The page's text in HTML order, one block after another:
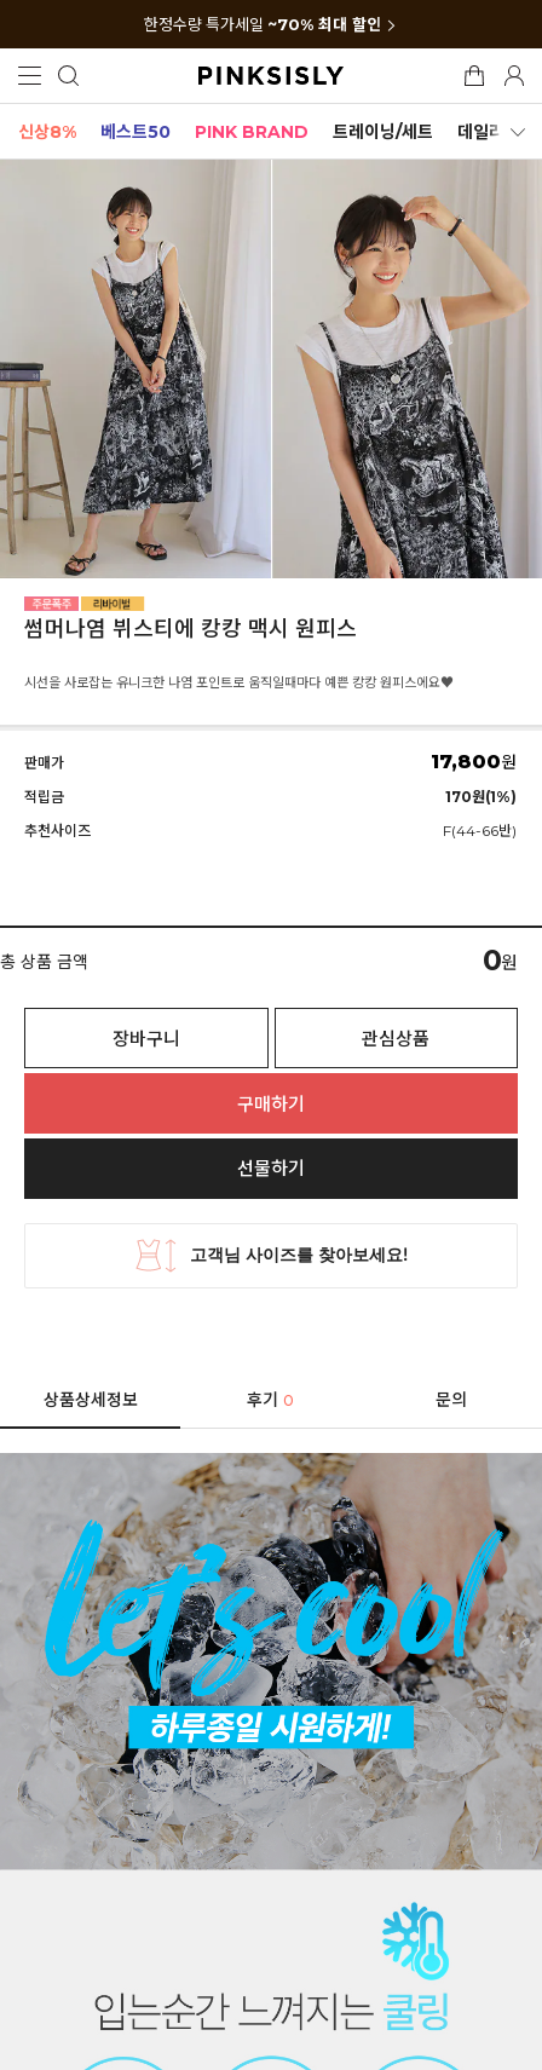
한정수량 특가세일 ~70% 최대 할인
신상8% 베스트50 PINK BRAND 트레이닝/세트 데일리세트
썸머나염 뷔스티에 캉캉 맥시 원피스
시선을 사로잡는 유니크한 나염 포인트로 움직일때마다 예쁜 캉캉 원피스에요♥
판매가 17,800원
적립금
170원(1%)
추천사이즈
F(44-66반)
총 상품 금액 0원
장바구니 관심상품
구매하기
선물하기
상품상세정보 후기0 문의